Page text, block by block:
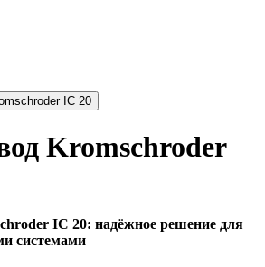
IC 20
Kromschroder
IC 20: надёжное решение для
системами